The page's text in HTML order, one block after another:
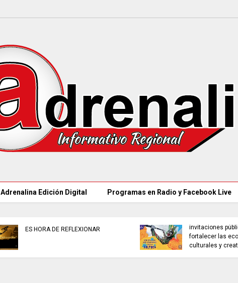
Adrenalina Edición Digital Programas en Radio y Facebook Live
ES HORA DE REFLEXIONAR
invitaciones
fortalecer las
culturales y